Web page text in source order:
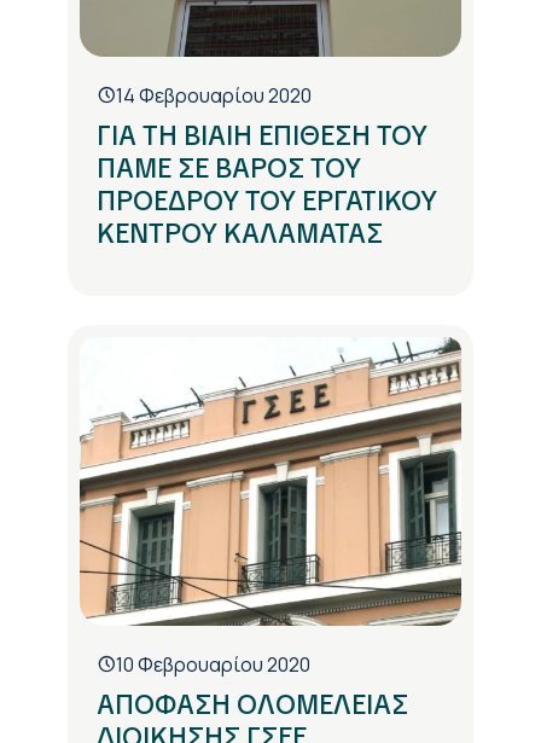
14 Φεβρουαρίου 2020
ΓΙΑ ΤΗ ΒΙΑΙΗ ΕΠΙΘΕΣΗ ΤΟΥ
ΠΑΜΕ ΣΕ ΒΑΡΟΣ ΤΟΥ
ΠΡΟΕΔΡΟΥ ΤΟΥ ΕΡΓΑΤΙΚΟΥ
ΚΕΝΤΡΟΥ ΚΑΛΑΜΑΤΑΣ
10 Φεβρουαρίου 2020
ΑΠΟΦΑΣΗ ΟΛΟΜΕΛΕΙΑΣ